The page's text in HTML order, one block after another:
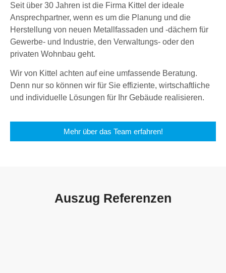
Seit über 30 Jahren ist die Firma Kittel der ideale
Ansprechpartner, wenn es um die Planung und die
Herstellung von neuen Metallfassaden und -dächern für
Gewerbe- und Industrie, den Verwaltungs- oder den
privaten Wohnbau geht.
Wir von Kittel achten auf eine umfassende Beratung.
Denn nur so können wir für Sie effiziente, wirtschaftliche
und individuelle Lösungen für Ihr Gebäude realisieren.
Mehr über das Team erfahren!
Auszug Referenzen